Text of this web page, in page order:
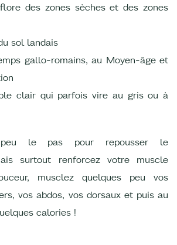
des zones sèches et des zones
sol landais
gallo-romains, au Moyen-âge et
clair qui parfois vire au gris ou à
le pas pour repousser le
surtout renforcez votre muscle
musclez quelques peu vos
vos abdos, vos dorsaux et puis au
calories !